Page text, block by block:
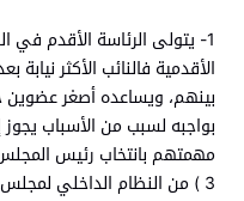
1- يتولى الرئاسة الأقدم في
الأقدمية فالنائب الأكثر نيابة
بينهم، ويساعده أصغر عضوين
بواجبه لسبب من الأسباب
مهمتهم بانتخاب رئيس
3 ) من النظام الداخلي لمجلس النواب.